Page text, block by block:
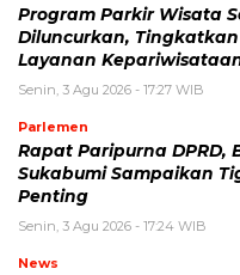
Program Parkir Wisata
Diluncurkan,
Layanan
Senin, 3 Agu 2026 - 17:27 WIB
Parlemen
Rapat Paripurna DPRD,
Sukabumi Sampaikan
Penting
Senin, 3 Agu 2026 - 17:24 WIB
News